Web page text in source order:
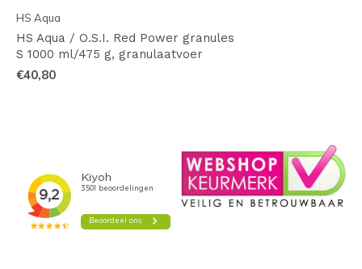
HS Aqua
HS Aqua / O.S.I. Red Power granules
S 1000 ml/475 g, granulaatvoer
€40,80